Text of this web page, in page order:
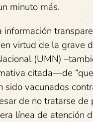
minuto más.
información
virtud de la grave
(UMN)
citada—de
sido vacunados
de no tratarse de
línea de atención